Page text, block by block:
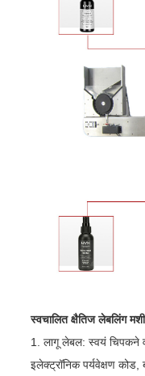
स्वचालित क्षैतिज लेबलिंग
1. लागू लेबल: स्वयं चिपकने
इलेक्ट्रॉनिक पर्यवेक्षण कोड,